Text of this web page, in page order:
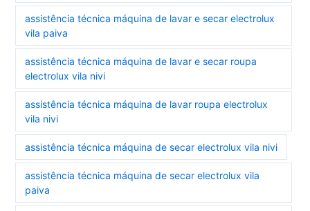
assistência técnica máquina de lavar e secar electrolux
vila paiva
assistência técnica máquina de lavar e secar roupa
electrolux vila nivi
assistência técnica máquina de lavar roupa electrolux
vila nivi
assistência técnica máquina de secar electrolux vila nivi
assistência técnica máquina de secar electrolux vila
paiva